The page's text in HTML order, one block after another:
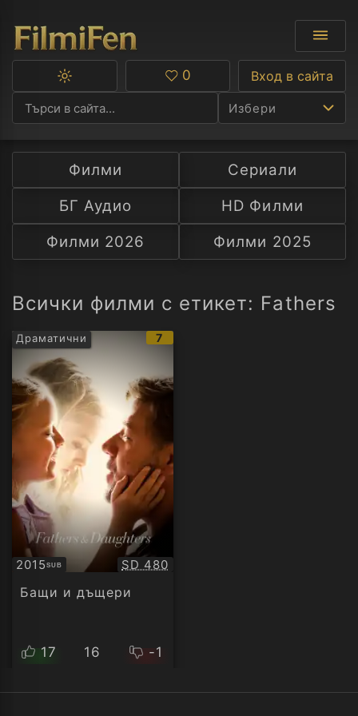
Избери
Ф
С
А
Превключване
тъмна
тема
Любими
0 Вход в сайта
Филми
Сериали
БГ Аудио
HD Филми
Филми 2026
Филми 2025
Всички филми с етикет: Fathers
Драматични
IMDb
7
2015SUB
Субтитри Качество:
SD 480
Бащи и дъщери
17 16 -1